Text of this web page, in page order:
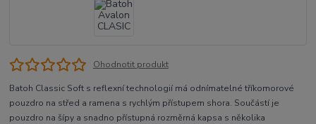
Ohodnotit produkt
Batoh Classic Soft s reflexní technologií má odnímatelné tříkomorové
pouzdro na střed a ramena s rychlým přístupem shora. Součástí je
pouzdro na šípy a snadno přístupná rozměrná kapsa s několika